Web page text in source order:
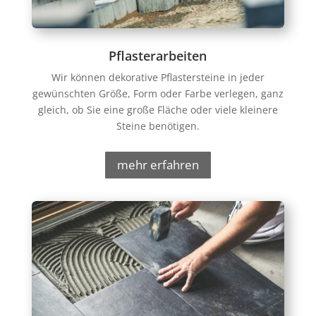
Pflasterarbeiten
Wir können dekorative Pflastersteine in jeder
gewünschten Größe, Form oder Farbe verlegen, ganz
gleich, ob Sie eine große Fläche oder viele kleinere
Steine benötigen.
mehr erfahren